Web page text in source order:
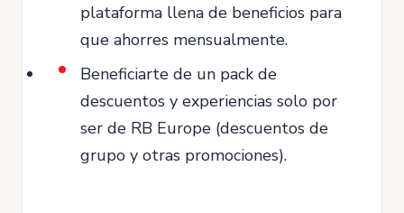
plataforma llena de beneficios para
que ahorres mensualmente.
Beneficiarte de un pack de
descuentos y experiencias solo por
ser de RB Europe (descuentos de
grupo y otras promociones).